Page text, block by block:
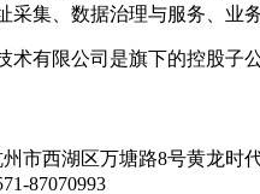
采集、数据治理与服务、业
术有限公司是旗下的控股子
市西湖区万塘路8号黄龙时
87070993